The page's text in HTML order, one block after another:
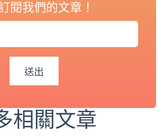
閱我們的文章！
相關文章